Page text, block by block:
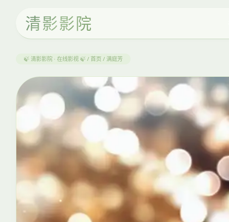
清影影院
🍃 清影影院 · 在线影视 🍃 / 首页 / 满庭芳